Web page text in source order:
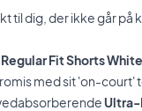
til dig, der ikke går på
Fit Shorts White
med sit 'on-court'
Ultra-